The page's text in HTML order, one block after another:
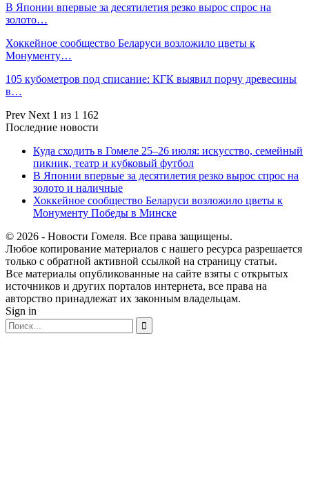
В Японии впервые за десятилетия резко вырос спрос на
золото…
Хоккейное сообщество Беларуси возложило цветы к
Монументу…
105 кубометров под списание: КГК выявил порчу древесины
в…
Prev Next 1 из 1 162
Последние новости
Куда сходить в Гомеле 25–26 июля: искусство, семейный
пикник, театр и кубковый футбол
В Японии впервые за десятилетия резко вырос спрос на
золото и наличные
Хоккейное сообщество Беларуси возложило цветы к
Монументу Победы в Минске
© 2026 - Новости Гомеля. Все права защищены.
Любое копирование материалов с нашего ресурса разрешается
только с обратной активной ссылкой на страницу статьи.
Все материалы опубликованные на сайте взяты с открытых
источников и других порталов интернета, все права на
авторство принадлежат их законным владельцам.
Sign in